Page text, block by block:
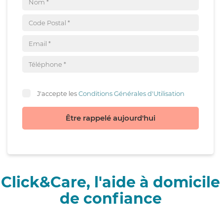
J'accepte lesConditions Générales d'Utilisation
Être rappelé aujourd'hui
Click&Care, l'aide à domicile
de confiance